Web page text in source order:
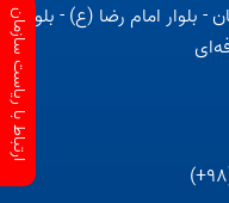
- بلوار امام رضا (ع) - بلوارارتباط با ریاست سازمان